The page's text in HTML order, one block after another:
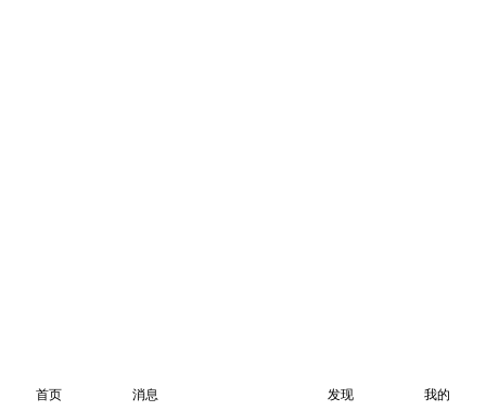
首页 消息 发现 我的